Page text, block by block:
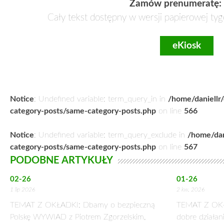
Zamów prenumeratę:
Cały tekst dostępny w wersji papierowej
eKiosk
Notice: Undefined variable: term_query_in in /home/
category-posts/same-category-posts.php on line 566
Notice: Undefined variable: term_query_exclude in /home/
category-posts/same-category-posts.php on line 567
PODOBNE ARTYKUŁY
02-26
1 lip 2026
TEMAT Z OKŁADKI: Dbamy o bezpieczną
Polskę WYWIAD z Piotrem Zgorzelskim,
01-26
2 kw. 2026
TEMAT Z
dobre